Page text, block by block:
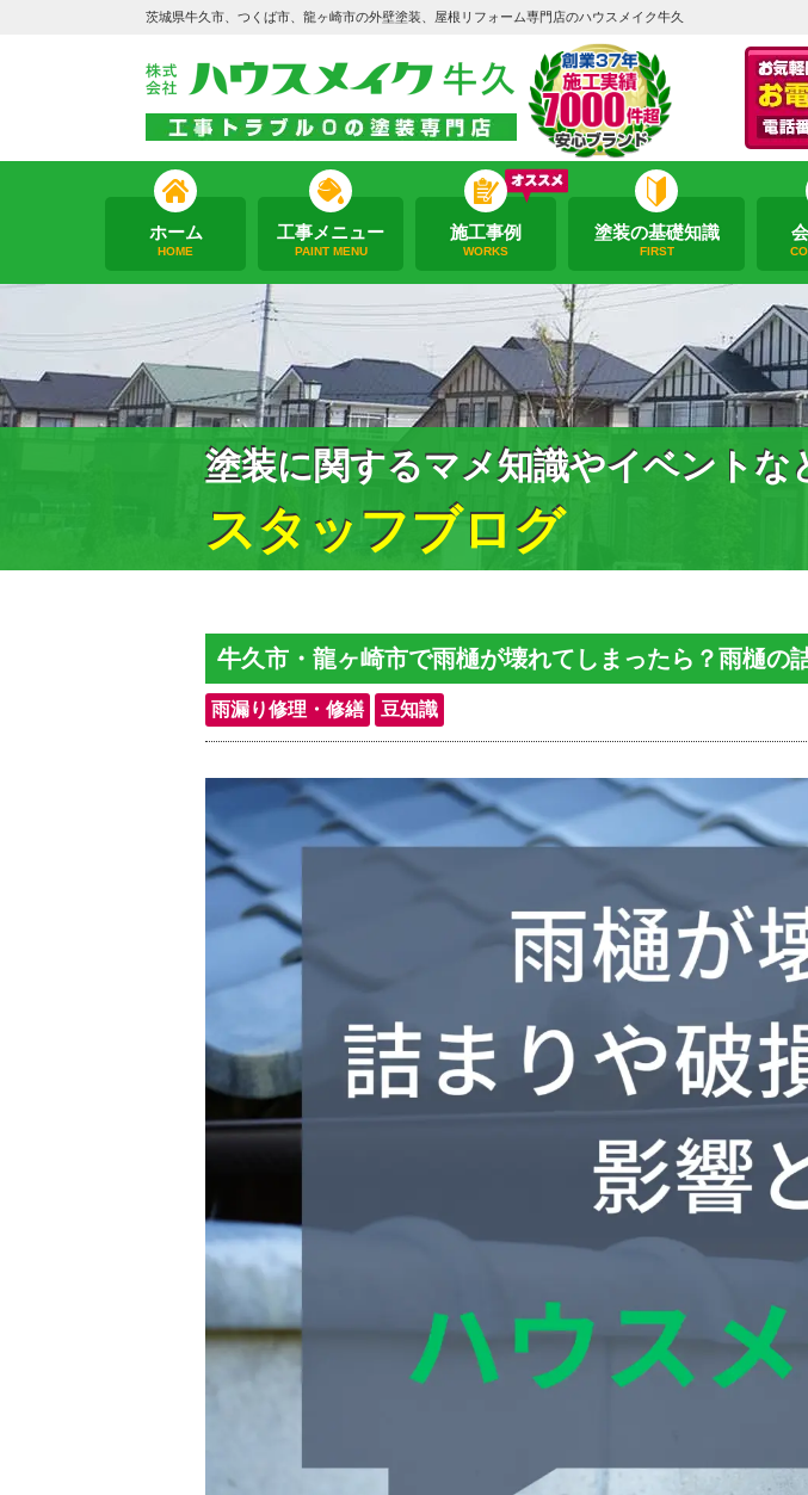
茨城県牛久市、つくば市、龍ヶ崎市の外壁塗装、屋根リフォーム専門店のハウスメイク牛久
ホーム
HOME
工事メニュー
PAINT MENU
施工事例
WORKS
塗装の基礎知識
FIRST
塗装に関するマメ知識やイベント
スタッフブログ
牛久市・龍ヶ崎市で雨樋が壊れてしまったら？雨樋の
雨漏り修理・修繕 豆知識